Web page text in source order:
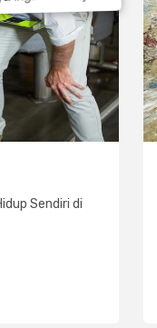
Sendiri di